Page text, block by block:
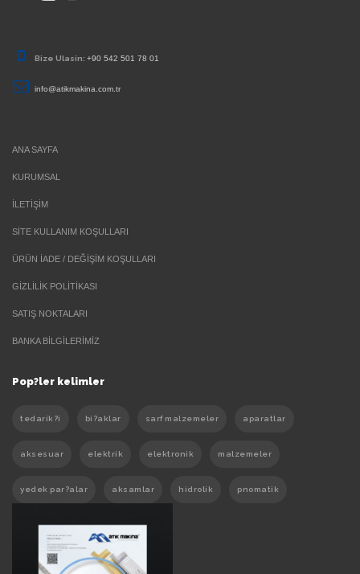
Bize Ulasin: +90 542 501 78 01
info@atikmakina.com.tr
ANA SAYFA
KURUMSAL
İLETİŞİM
SİTE KULLANIM KOŞULLARI
ÜRÜN İADE / DEĞİŞİM KOŞULLARI
GİZLİLİK POLİTİKASI
SATIŞ NOKTALARI
BANKA BİLGİLERİMİZ
Pop?ler kelimler
tedarik?i bi?aklar sarf malzemeler aparatlar
aksesuar elektrik elektronik malzemeler
yedek par?alar aksamlar hidrolik pnomatik